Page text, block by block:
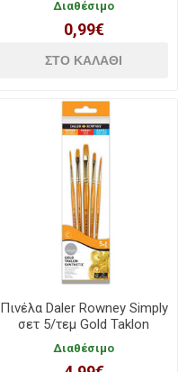
Διαθέσιμο
0,99€
Πινέλα Daler Rowney Simply
σετ 5/τεμ Gold Taklon
συνθετικά 216920501
Διαθέσιμο